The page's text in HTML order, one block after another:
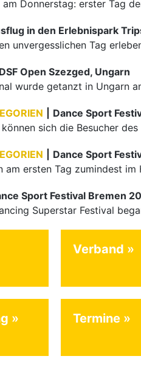
am Donnerstag: erster Tag
in den Erlebnispark
unvergesslichen Tag
Open Szezged, Ungarn
Dance Sport
Dance Sport
Sport Festival Bremen
Verband
Termine